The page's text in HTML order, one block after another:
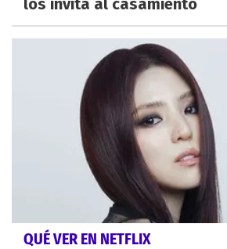
los invita al casamiento
QUÉ VER EN NETFLIX